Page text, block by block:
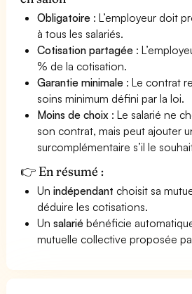
Obligatoire : L’employeur doit
à tous les salariés.
Cotisation partagée :
% de la cotisation.
Garantie minimale : Le contrat
soins minimum défini par la loi.
Moins de choix : Le salarié ne
son contrat, mais peut ajouter
surcomplémentaire s’il le
👉 En résumé :
Unindépendant choisit sa
déduire les cotisations.
Unsalarié bénéficie
mutuelle collective proposée